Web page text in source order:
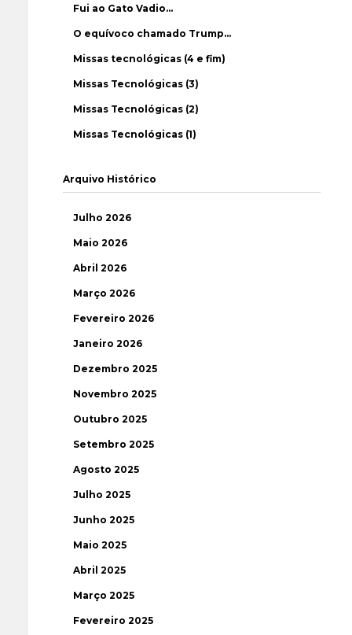
Fui ao Gato Vadio…
O equívoco chamado Trump…
Missas tecnológicas (4 e fim)
Missas Tecnológicas (3)
Missas Tecnológicas (2)
Missas Tecnológicas (1)
Arquivo Histórico
Julho 2026
Maio 2026
Abril 2026
Março 2026
Fevereiro 2026
Janeiro 2026
Dezembro 2025
Novembro 2025
Outubro 2025
Setembro 2025
Agosto 2025
Julho 2025
Junho 2025
Maio 2025
Abril 2025
Março 2025
Fevereiro 2025